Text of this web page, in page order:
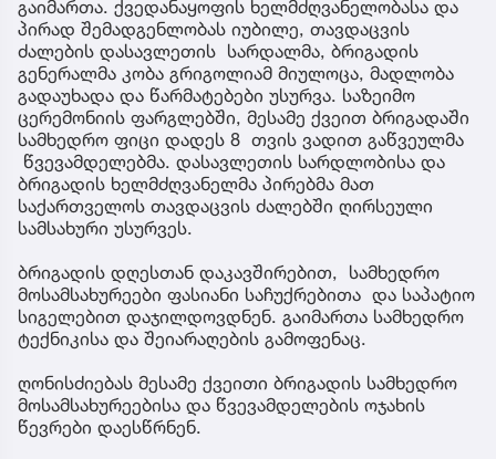
გაიმართა. ქვედანაყოფის ხელმძღვანელობასა და
პირად შემადგენლობას იუბილე, თავდაცვის
ძალების დასავლეთის სარდალმა, ბრიგადის
გენერალმა კობა გრიგოლიამ მიულოცა, მადლობა
გადაუხადა და წარმატებები უსურვა. საზეიმო
ცერემონიის ფარგლებში, მესამე ქვეით ბრიგადაში
სამხედრო ფიცი დადეს 8 თვის ვადით გაწვეულმა
წვევამდელებმა. დასავლეთის სარდლობისა და
ბრიგადის ხელმძღვანელმა პირებმა მათ
საქართველოს თავდაცვის ძალებში ღირსეული
სამსახური უსურვეს.
ბრიგადის დღესთან დაკავშირებით, სამხედრო
მოსამსახურეები ფასიანი საჩუქრებითა და საპატიო
სიგელებით დაჯილდოვდნენ. გაიმართა სამხედრო
ტექნიკისა და შეიარაღების გამოფენაც.
ღონისძიებას მესამე ქვეითი ბრიგადის სამხედრო
მოსამსახურეებისა და წვევამდელების ოჯახის
წევრები დაესწრნენ.